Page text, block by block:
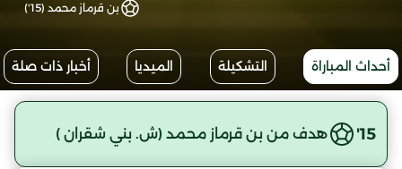
بن قرماز محمد (15')
أحداث المباراة التشكيلة الميديا أخبار ذات صلة
15' هدف من بن قرماز محمد (ش. بني شقران )